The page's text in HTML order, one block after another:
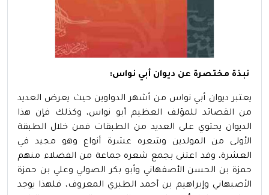
نبذة مختصرة عن ديوان أبي نواس:
يعتبر ديوان أبي نواس من أشهر الدواوين حيث يعرض العديد
من القصائد للمؤلف العظيم أبو نواس، وكذلك فإن هذا
الديوان يحتوي على العديد من الطبقات فمن خلال الطبقة
الأولى من المولدين وشعره عشرة أنواع وهو مجيد في
العشرة، وقد اعتنى بجمع شعره جماعة من الفضلاء منهم
حمزة بن الحسن الأصفهاني وأبو بكر الصولي وعلي بن حمزة
الأصبهاني وإبراهيم بن أحمد الطبري المعروف، فلهذا يوجد